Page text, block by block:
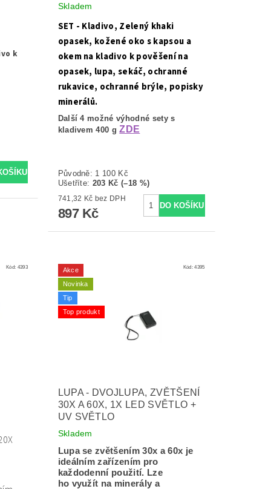
k
Skladem
SET - Kladivo, Zelený khaki
opasek, kožené oko s kapsou a
okem na kladivo k pověšení na
opasek, lupa, sekáč, ochranné
rukavice, ochranné brýle, popisky
minerálů.
Další 4 možné výhodné sety s
kladivem 400 gZDE
Původně: 1 100 Kč
Ušetříte: 203 Kč (–18 %)
741,32 Kč bez DPH
897 Kč
Kód: 4393
Akce
Novinka
Tip
Top produkt
Kód:4395
LUPA - DVOJLUPA, ZVĚTŠENÍ
30X A 60X, 1X LED SVĚTLO +
UV SVĚTLO
Skladem
Lupa se zvětšením 30x a 60x je
ideálním zařízením pro
každodenní použití. Lze
ho využít na minerály a